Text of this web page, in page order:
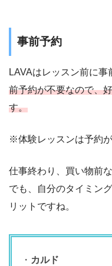
事前予約
LAVAはレッスン前に事
前予約が不要なので、
す。
※体験レッスンは予約が
仕事終わり、買い物前
でも、自分のタイミン
リットですね。
・ カルド